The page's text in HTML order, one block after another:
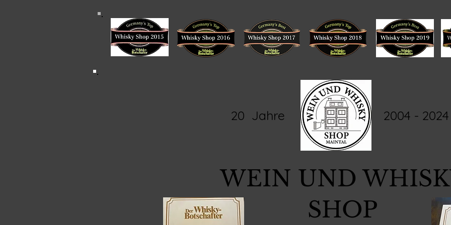
20 Jahre 2004 - 2024
WEIN UND
SHOP